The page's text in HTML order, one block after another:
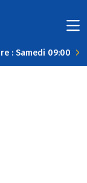
: Samedi 09:00